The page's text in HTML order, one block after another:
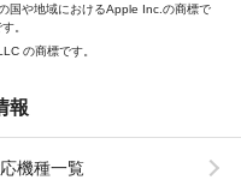
国や地域におけるApple Inc.の商標で
。
の商標です。
報
機種一覧